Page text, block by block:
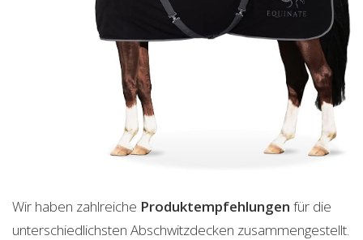
Wir haben zahlreiche Produktempfehlungen für die
unterschiedlichsten Abschwitzdecken zusammengestellt.